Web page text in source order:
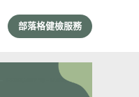
部落格健檢服務